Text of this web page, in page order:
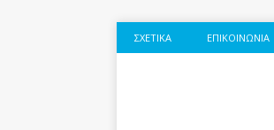
ΣΧΕΤΙΚΆ ΕΠΙΚΟΙΝΩΝΊΑ